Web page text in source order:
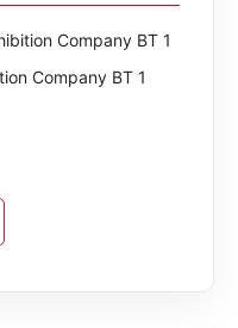
Company BT 1
Company BT 1